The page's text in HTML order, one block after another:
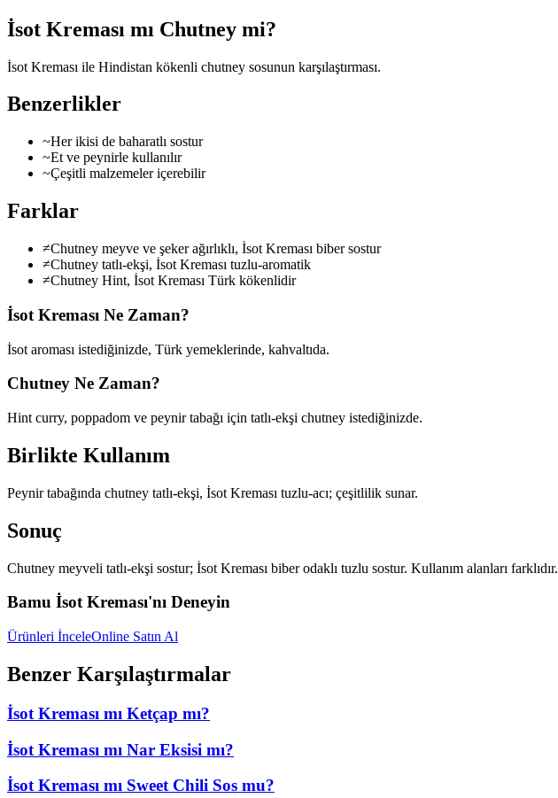
İsot Kreması mı Chutney mi?
İsot Kreması ile Hindistan kökenli chutney sosunun karşılaştırması.
Benzerlikler
~Her ikisi de baharatlı sostur
~Et ve peynirle kullanılır
~Çeşitli malzemeler içerebilir
Farklar
≠Chutney meyve ve şeker ağırlıklı, İsot Kreması biber sostur
≠Chutney tatlı-ekşi, İsot Kreması tuzlu-aromatik
≠Chutney Hint, İsot Kreması Türk kökenlidir
İsot Kreması Ne Zaman?
İsot aroması istediğinizde, Türk yemeklerinde, kahvaltıda.
Chutney Ne Zaman?
Hint curry, poppadom ve peynir tabağı için tatlı-ekşi chutney istediğinizde.
Birlikte Kullanım
Peynir tabağında chutney tatlı-ekşi, İsot Kreması tuzlu-acı; çeşitlilik sunar.
Sonuç
Chutney meyveli tatlı-ekşi sostur; İsot Kreması biber odaklı tuzlu sostur. Kullanım alanları farklıdır.
Bamu İsot Kreması'nı Deneyin
Ürünleri İnceleOnline Satın Al
Benzer Karşılaştırmalar
İsot Kreması mı Ketçap mı?
İsot Kreması mı Nar Eksisi mı?
İsot Kreması mı Sweet Chili Sos mu?